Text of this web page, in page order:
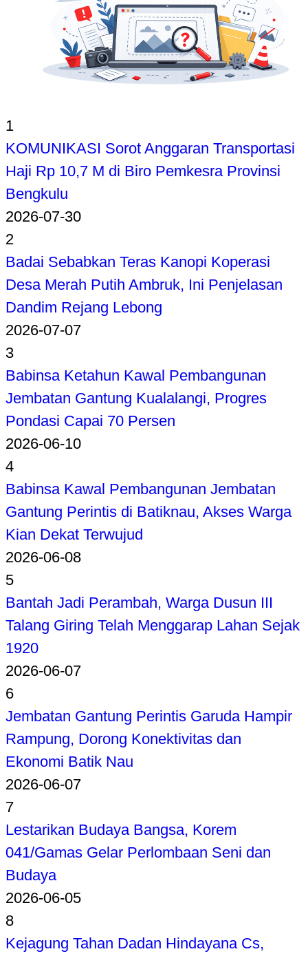
1
KOMUNIKASI Sorot Anggaran Transportasi
Haji Rp 10,7 M di Biro Pemkesra Provinsi
Bengkulu
2026-07-30
2
Badai Sebabkan Teras Kanopi Koperasi
Desa Merah Putih Ambruk, Ini Penjelasan
Dandim Rejang Lebong
2026-07-07
3
Babinsa Ketahun Kawal Pembangunan
Jembatan Gantung Kualalangi, Progres
Pondasi Capai 70 Persen
2026-06-10
4
Babinsa Kawal Pembangunan Jembatan
Gantung Perintis di Batiknau, Akses Warga
Kian Dekat Terwujud
2026-06-08
5
Bantah Jadi Perambah, Warga Dusun III
Talang Giring Telah Menggarap Lahan Sejak
1920
2026-06-07
6
Jembatan Gantung Perintis Garuda Hampir
Rampung, Dorong Konektivitas dan
Ekonomi Batik Nau
2026-06-07
7
Lestarikan Budaya Bangsa, Korem
041/Gamas Gelar Perlombaan Seni dan
Budaya
2026-06-05
8
Kejagung Tahan Dadan Hindayana Cs,